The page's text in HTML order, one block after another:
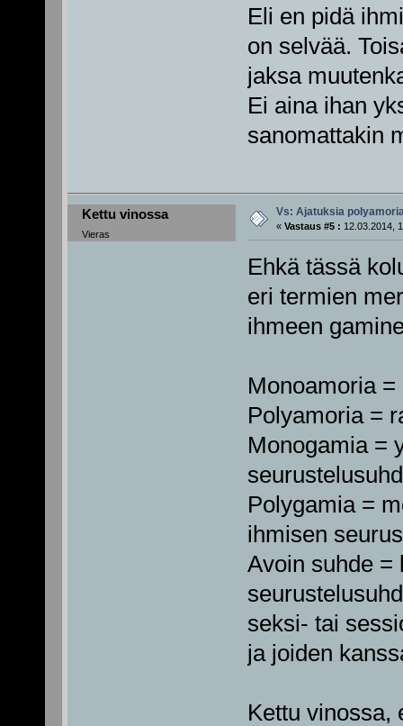
Eli en pidä
on selvää.
jaksa
Ei aina ihan
sanomattakin
Kettu vinossa
Vieras
Vs: Ajatuksia
« Vastaus #5 : 12.03.2014,
Ehkä tässä
eri termien
ihmeen
Monoamoria
Polyamoria =
Monogamia =
Polygamia =
ihmisen
Avoin suhde =
seksi- tai
ja joiden
Kettu vinossa,